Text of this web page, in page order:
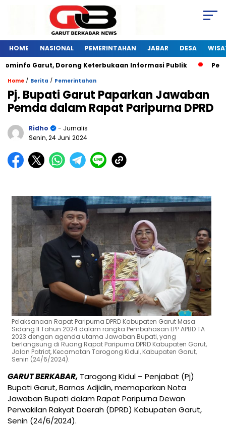
HOME NASIONAL PEMERINTAHAN JABAR DESA
Garut, Dorong Keterbukaan Informasi Publik
Home / Berita / Pemerintahan
Pj. Bupati Garut Paparkan Jawaban
Pemda dalam Rapat Paripurna DPRD
Ridho
- Jurnalis
Senin, 24 Juni 2024
Pelaksanaan Rapat Paripurna DPRD Kabupaten Garut Masa
Sidang II Tahun 2024 dalam rangka Pembahasan LPP APBD TA
2023 dengan agenda utama Jawaban Bupati, yang
berlangsung di Ruang Rapat Paripurna DPRD Kabupaten Garut,
Jalan Patriot, Kecamatan Tarogong Kidul, Kabupaten Garut,
Senin (24/6/2024).
GARUT BERKABAR, Tarogong Kidul – Penjabat (Pj)
Bupati Garut, Barnas Adjidin, memaparkan Nota
Jawaban Bupati dalam Rapat Paripurna Dewan
Perwakilan Rakyat Daerah (DPRD) Kabupaten Garut,
Senin (24/6/2024).